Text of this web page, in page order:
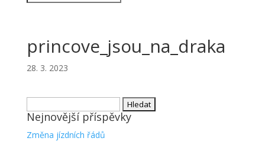
princove_jsou_na_draka
28. 3. 2023
Nejnovější příspěvky
Změna jízdních řádů